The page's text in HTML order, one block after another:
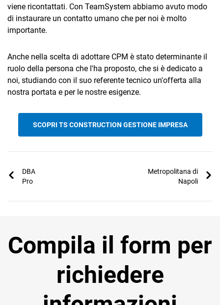
viene ricontattati. Con TeamSystem abbiamo avuto modo
di instaurare un contatto umano che per noi è molto
importante.
Anche nella scelta di adottare CPM è stato determinante il
ruolo della persona che l'ha proposto, che si è dedicato a
noi, studiando con il suo referente tecnico un'offerta alla
nostra portata e per le nostre esigenze.
SCOPRI TS CONSTRUCTION GESTIONE IMPRESA
DBA
Pro
Metropolitana di
Napoli
Compila il form per
richiedere